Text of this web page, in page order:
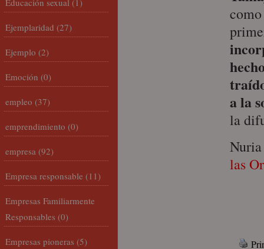
a la
la
las
Educación sexual (1)
Ejemplaridad (27)
Ejemplo (2)
Emoción (0)
empleo (37)
emprendimiento (0)
empresa (92)
Empresa responsable (11)
Empresas Familiarmente
Responsables (0)
Empresas pioneras (5)